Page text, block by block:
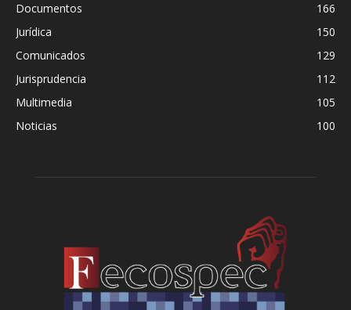
Documentos
166
Jurídica
150
Comunicados
129
Jurisprudencia
112
Multimedia
105
Noticias
100